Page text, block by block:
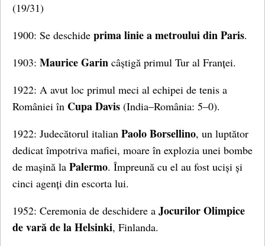
(19/31)
1900: Se deschide prima linie a metroului din Paris.
1903: Maurice Garin câștigă primul Tur al Franței.
1922: A avut loc primul meci al echipei de tenis a
României în Cupa Davis (India–România: 5–0).
1922: Judecătorul italian Paolo Borsellino, un luptător
dedicat împotriva mafiei, moare în explozia unei bombe
de mașină la Palermo. Împreună cu el au fost uciși și
cinci agenți din escorta lui.
1952: Ceremonia de deschidere a Jocurilor Olimpice
de vară de la Helsinki, Finlanda.